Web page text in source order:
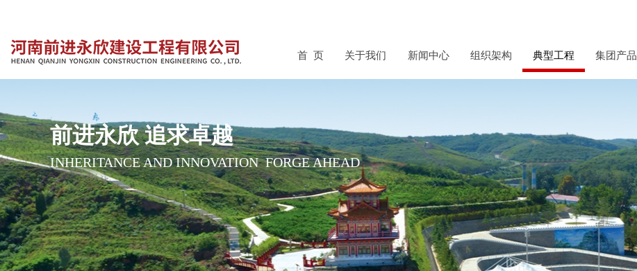
前进永欣 追求卓越
INHERITANCE AND INNOVATION FORGE AHEAD
首 页 关于我们 新闻中心 组织架构 典型工程 集团产品